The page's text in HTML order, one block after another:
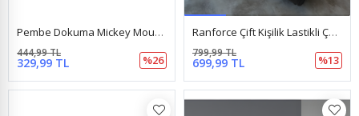
Pembe Dokuma Mickey Mouse Lastikli Çarşaf Ara Boy 120X200 Cm 1 Adet Yastık Kılıfı Pembe
329,99 TL
444,99 TL
%26
Ranforce Çift Kişilik Lastikli Çarşaflı Nevresim Takımı Simple Siyah
699,99 TL
799,99 TL
%13